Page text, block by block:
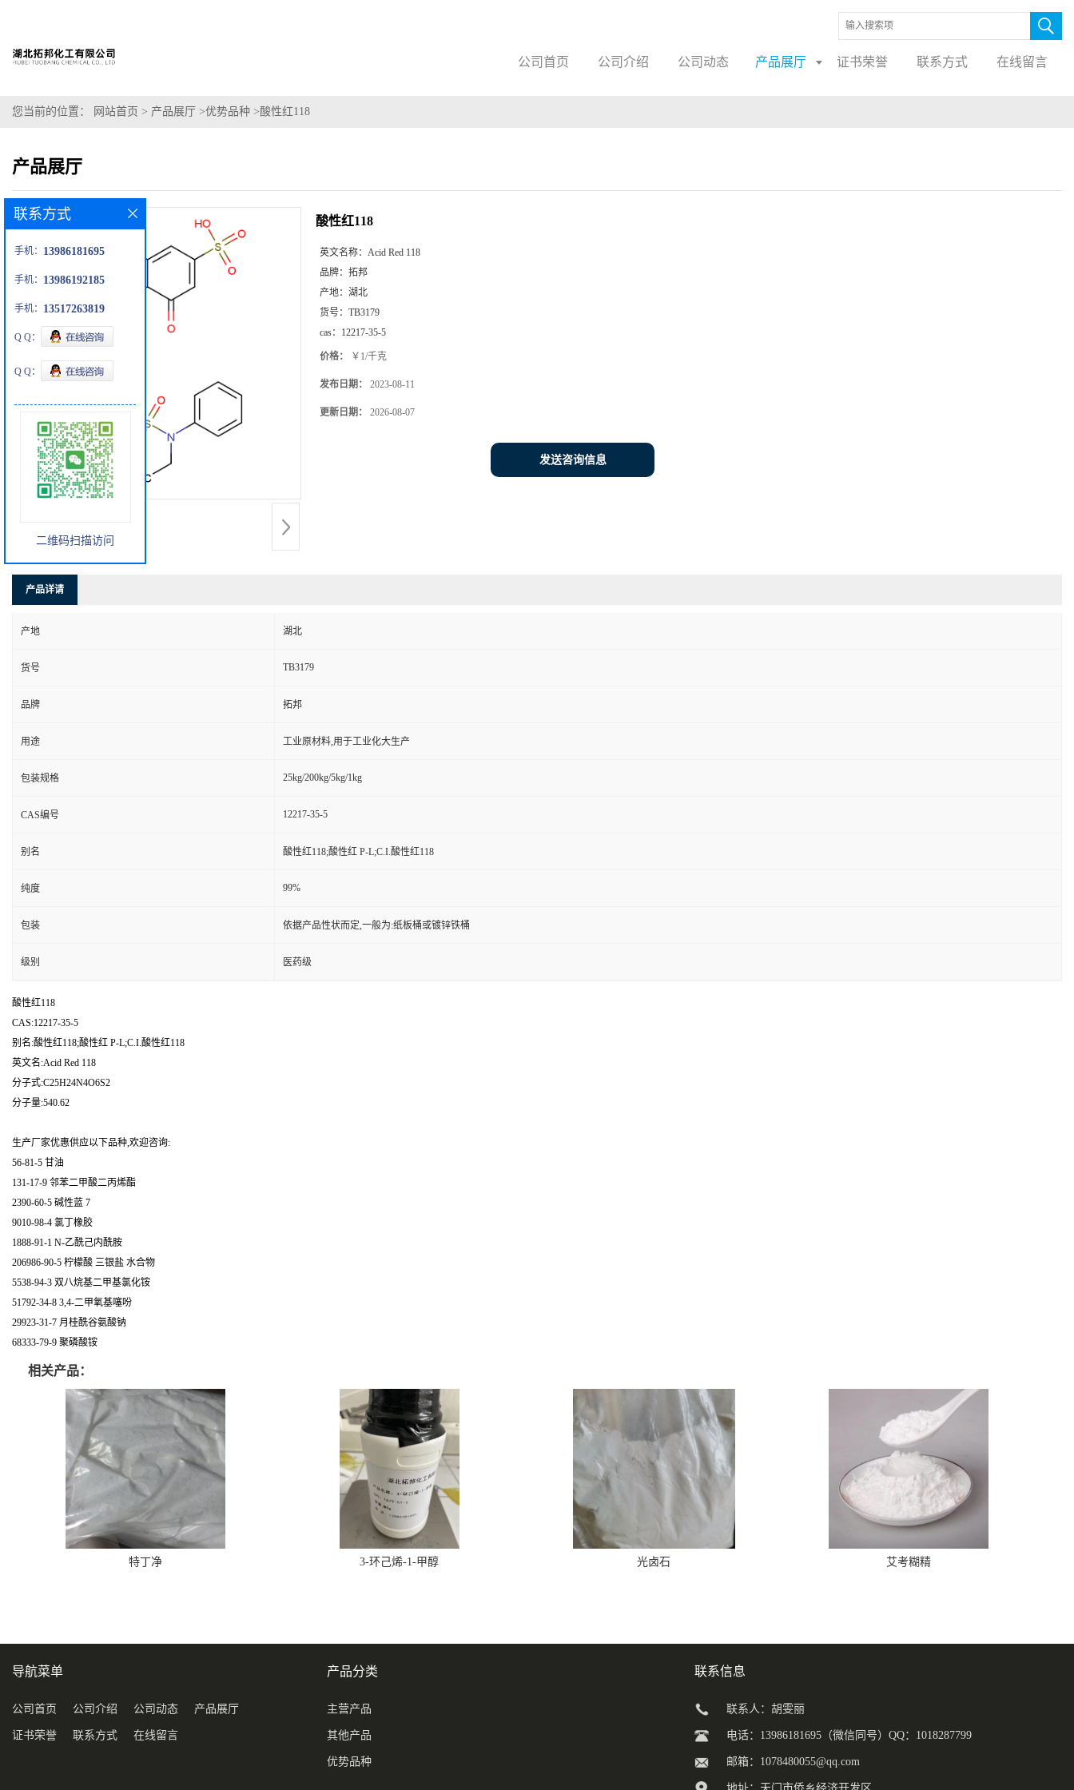
公司首页 公司介绍 公司动态 产品展厅 证书荣誉 联系方式 在线留言
您当前的位置： 网站首页 > 产品展厅 >优势品种 >酸性红118
产品展厅
酸性红118
英文名称： Acid Red 118
品牌： 拓邦
产地： 湖北
货号： TB3179
cas： 12217-35-5
价格： ￥1/千克
发布日期： 2023-08-11
更新日期： 2026-08-07
发送咨询信息
产品详请
产地 湖北
货号 TB3179
品牌 拓邦
用途 工业原材料,用于工业化大生产
包装规格 25kg/200kg/5kg/1kg
CAS编号 12217-35-5
别名 酸性红118;酸性红 P-L;C.I.酸性红118
纯度 99%
包装 依据产品性状而定,一般为:纸板桶或镀锌铁桶
级别 医药级
酸性红118
CAS:12217-35-5
别名:酸性红118;酸性红 P-L;C.I.酸性红118
英文名:Acid Red 118
分子式:C25H24N4O6S2
分子量:540.62
生产厂家优惠供应以下品种,欢迎咨询:
56-81-5 甘油
131-17-9 邻苯二甲酸二丙烯酯
2390-60-5 碱性蓝 7
9010-98-4 氯丁橡胶
1888-91-1 N-乙酰己内酰胺
206986-90-5 柠檬酸 三银盐 水合物
5538-94-3 双八烷基二甲基氯化铵
51792-34-8 3,4-二甲氧基噻吩
29923-31-7 月桂酰谷氨酸钠
68333-79-9 聚磷酸铵
相关产品：
特丁净 3-环己烯-1-甲醇 光卤石 艾考糊精
联系方式
手机： 13986181695
手机： 13986192185
手机： 13517263819
Q Q：
Q Q：
二维码扫描访问
导航菜单
公司首页 公司介绍 公司动态 产品展厅
证书荣誉 联系方式 在线留言
产品分类
主营产品
其他产品
优势品种
联系信息
联系人：胡雯丽
电话：13986181695（微信同号）QQ：1018287799
邮箱： 1078480055@qq.com